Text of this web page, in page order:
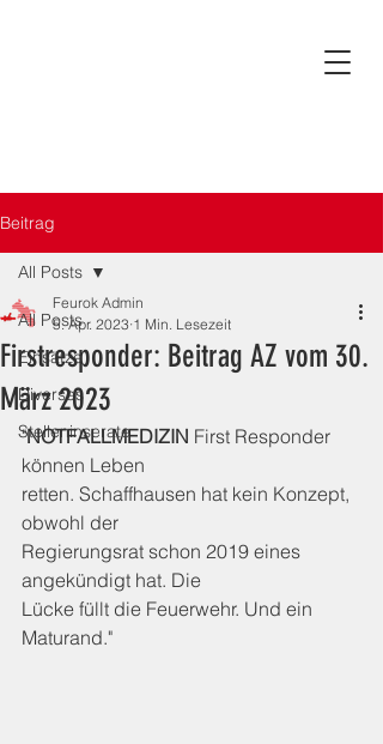
Beitrag
All Posts
Einsätze
Diverses
Stelleninserate
All Posts
Firstresponder: Beitrag AZ vom 30.
März 2023
Feurok Admin
5. Apr. 2023 1 Min. Lesezeit
"NOTFALLMEDIZIN First Responder
können Leben
retten. Schaffhausen hat kein Konzept,
obwohl der
Regierungsrat schon 2019 eines
angekündigt hat. Die
Lücke füllt die Feuerwehr. Und ein
Maturand."